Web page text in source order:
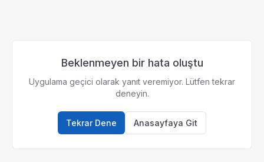
Beklenmeyen bir hata oluştu
Uygulama geçici olarak yanıt veremiyor. Lütfen tekrar
deneyin.
Tekrar Dene Anasayfaya Git